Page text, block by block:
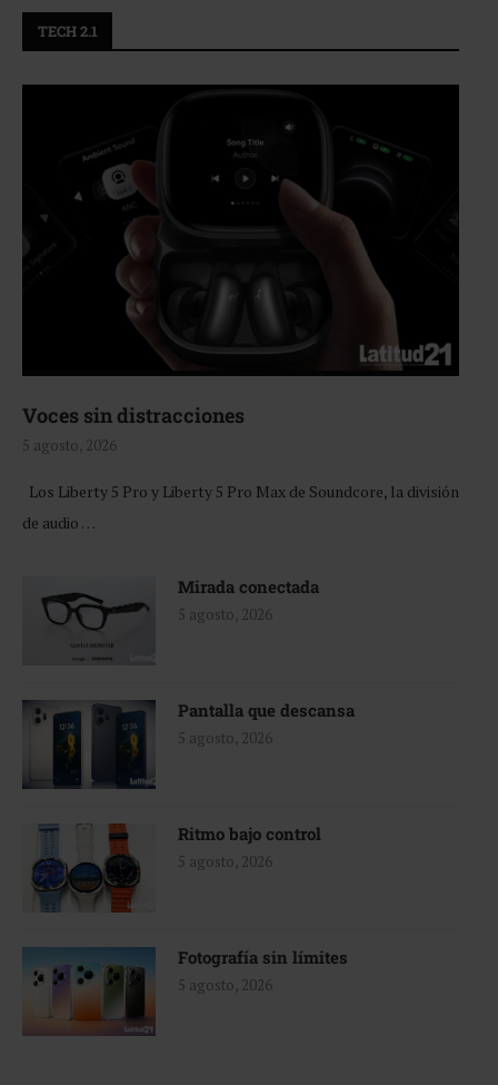
TECH 2.1
Voces sin distracciones
5 agosto, 2026
Los Liberty 5 Pro y Liberty 5 Pro Max de Soundcore, la división
de audio …
Mirada conectada
5 agosto, 2026
Pantalla que descansa
5 agosto, 2026
Ritmo bajo control
5 agosto, 2026
Fotografía sin límites
5 agosto, 2026